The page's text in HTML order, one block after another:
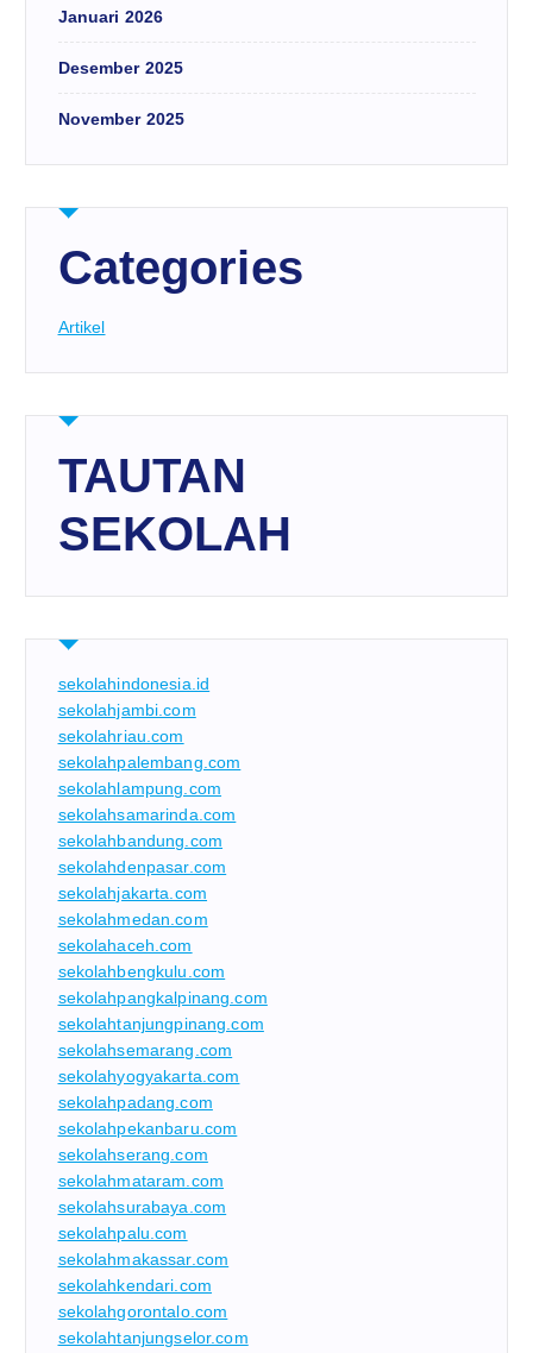
Januari 2026
Desember 2025
November 2025
Categories
Artikel
TAUTAN
SEKOLAH
sekolahindonesia.id
sekolahjambi.com
sekolahriau.com
sekolahpalembang.com
sekolahlampung.com
sekolahsamarinda.com
sekolahbandung.com
sekolahdenpasar.com
sekolahjakarta.com
sekolahmedan.com
sekolahaceh.com
sekolahbengkulu.com
sekolahpangkalpinang.com
sekolahtanjungpinang.com
sekolahsemarang.com
sekolahyogyakarta.com
sekolahpadang.com
sekolahpekanbaru.com
sekolahserang.com
sekolahmataram.com
sekolahsurabaya.com
sekolahpalu.com
sekolahmakassar.com
sekolahkendari.com
sekolahgorontalo.com
sekolahtanjungselor.com